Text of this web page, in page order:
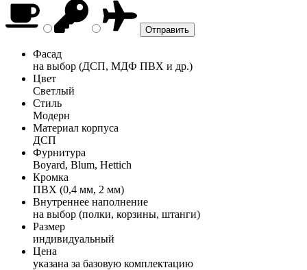
Фасад
на выбор (ДСП, МДФ ПВХ и др.)
Цвет
Светлый
Стиль
Модерн
Материал корпуса
ДСП
Фурнитура
Boyard, Blum, Hettich
Кромка
ПВХ (0,4 мм, 2 мм)
Внутреннее наполнение
на выбор (полки, корзины, штанги)
Размер
индивидуальный
Цена
указана за базовую комплектацию